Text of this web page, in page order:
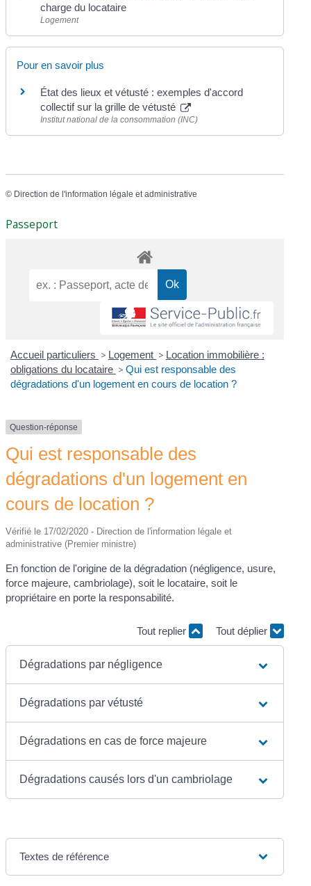
charge du locataire
Logement
Pour en savoir plus
État des lieux et vétusté : exemples d'accord
collectif sur la grille de vétusté
Institut national de la consommation (INC)
© Direction de l'information légale et administrative
Passeport
Accueil particuliers > Logement > Location immobilière :
obligations du locataire > Qui est responsable des
dégradations d'un logement en cours de location ?
Question-réponse
Qui est responsable des
dégradations d'un logement en
cours de location ?
Vérifié le 17/02/2020 - Direction de l'information légale et
administrative (Premier ministre)
En fonction de l'origine de la dégradation (négligence, usure,
force majeure, cambriolage), soit le locataire, soit le
propriétaire en porte la responsabilité.
Tout replier Tout déplier
Dégradations par négligence
Dégradations par vétusté
Dégradations en cas de force majeure
Dégradations causés lors d'un cambriolage
Textes de référence